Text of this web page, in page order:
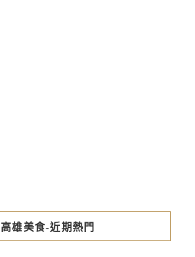
高雄美食-近期熱門